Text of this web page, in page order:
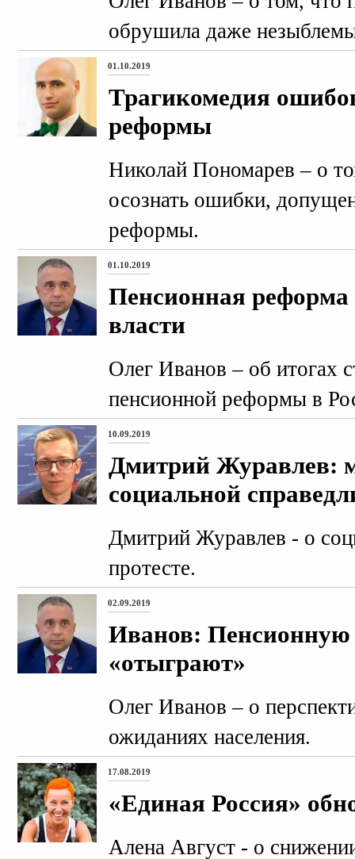
обрушила даже
01.10.2019
Трагикомедия
реформы
Николай Пономарев – о
осознать ошибки,
реформы.
01.10.2019
Пенсионная реформа
власти
Олег Иванов – об итогах
пенсионной реформы в
10.09.2019
Дмитрий Журавлев:
социальной
Дмитрий Журавлев - о
протесте.
02.09.2019
Иванов: Пенсионную
«отыграют»
Олег Иванов – о
ожиданиях населения.
17.08.2019
«Единая Россия»
Алена Август - о